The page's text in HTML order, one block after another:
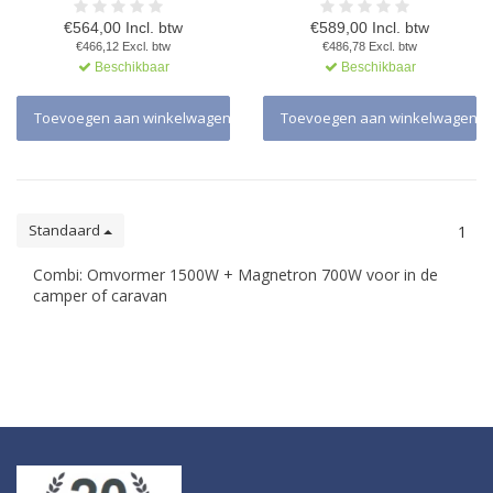
€564,00 Incl. btw
€466,12 Excl. btw
Beschikbaar
Toevoegen aan winkelwagen
€589,00 Incl. btw
€486,78 Excl. btw
Beschikbaar
Toevoegen aan winkelwagen
Standaard 1
Combi: Omvormer 1500W + Magnetron 700W voor in de
camper of caravan